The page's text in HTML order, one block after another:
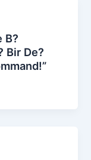
B?
Bir De?